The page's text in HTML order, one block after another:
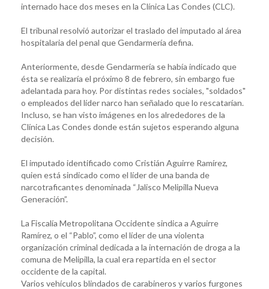
internado hace dos meses en la Clínica Las Condes (CLC).
El tribunal resolvió autorizar el traslado del imputado al área
hospitalaria del penal que Gendarmería defina.
Anteriormente, desde Gendarmería se había indicado que
ésta se realizaría el próximo 8 de febrero, sin embargo fue
adelantada para hoy. Por distintas redes sociales, "soldados"
o empleados del líder narco han señalado que lo rescatarían.
Incluso, se han visto imágenes en los alrededores de la
Clínica Las Condes donde están sujetos esperando alguna
decisión.
El imputado identificado como Cristián Aguirre Ramírez,
quien está sindicado como el líder de una banda de
narcotraficantes denominada “Jalisco Melipilla Nueva
Generación”.
La Fiscalía Metropolitana Occidente sindica a Aguirre
Ramírez, o el “Pablo”, como el líder de una violenta
organización criminal dedicada a la internación de droga a la
comuna de Melipilla, la cual era repartida en el sector
occidente de la capital.
Varios vehículos blindados de carabineros y varios furgones